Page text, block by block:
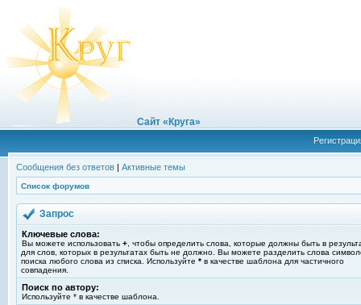
Сайт «Круга»
Сообщения без ответов | Активные темы
Список форумов
Запрос
Ключевые слова:
Вы можете использовать + , чтобы определить слова, которые должны быть в
для слов, которых в результатах быть не должно. Вы можете разделить слова
поиска любого слова из списка. Используйте * в качестве шаблона для частичного
совпадения.
Поиск по автору:
Используйте * в качестве шаблона.